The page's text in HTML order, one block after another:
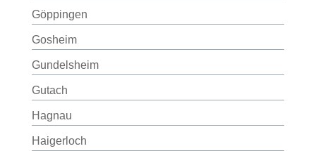
Göppingen
Gosheim
Gundelsheim
Gutach
Hagnau
Haigerloch